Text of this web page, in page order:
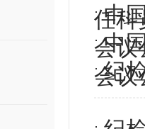
任科
中
会议
中
会议
纪